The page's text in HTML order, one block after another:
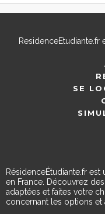
ResidenceEtudiante.fr
SE
RésidenceÉtudiante.fr
en France. Découvrez
adaptées et faites votre
concernant les options et